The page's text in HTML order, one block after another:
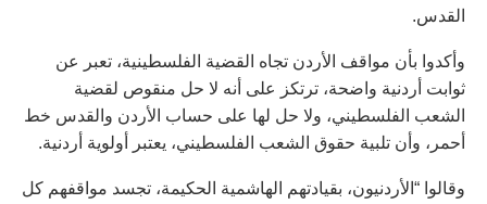
القدس.
وأكدوا بأن مواقف الأردن تجاه القضية الفلسطينية، تعبر عن
ثوابت أردنية واضحة، ترتكز على أنه لا حل منقوص لقضية
الشعب الفلسطيني، ولا حل لها على حساب الأردن والقدس خط
أحمر، وأن تلبية حقوق الشعب الفلسطيني، يعتبر أولوية أردنية.
وقالوا “الأردنيون، بقيادتهم الهاشمية الحكيمة، تجسد مواقفهم كل